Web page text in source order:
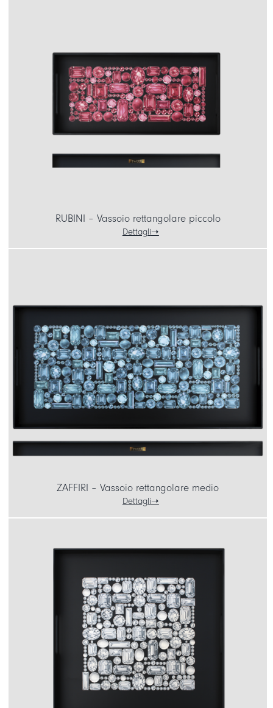
RUBINI – Vassoio rettangolare piccolo
Dettagli
ZAFFIRI – Vassoio rettangolare medio
Dettagli